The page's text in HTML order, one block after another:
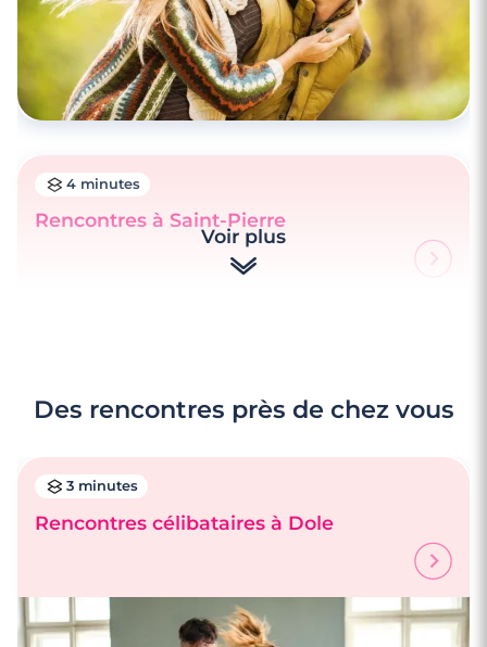
4 minutes
Rencontres à Saint-Pierre
4 minutes
Voir plus
Des rencontres près de chez vous
3 minutes
Rencontres célibataires à Dole